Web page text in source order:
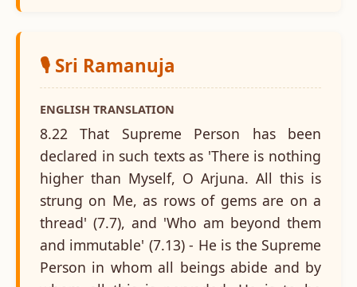
🎙️ Sri Ramanuja
ENGLISH TRANSLATION
8.22 That Supreme Person has been
declared in such texts as 'There is nothing
higher than Myself, O Arjuna. All this is
strung on Me, as rows of gems are on a
thread' (7.7), and 'Who am beyond them
and immutable' (7.13) - He is the Supreme
Person in whom all beings abide and by